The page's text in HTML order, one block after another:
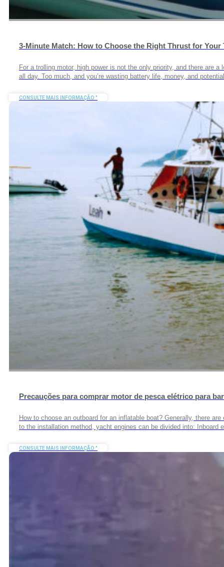
3-Minute Match: How to Choose the Right Thrust for
For a trolling motor, high power is not the only priority, and there are
all day. Too much, and you’re wasting battery life, money, and
CONSULTE MAIS INFORMAÇÃO "
Precauções para comprar motor de pesca elétrico para
How to choose an outboard for an inflatable boat? Generally, there
to the installation method, yacht engines can be divided into:
CONSULTE MAIS INFORMAÇÃO "